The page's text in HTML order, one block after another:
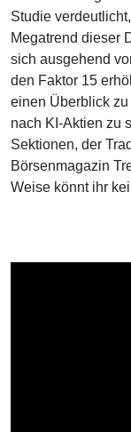
Studie
Megatrend dieser
sich ausgehend
den Faktor 15
einen Überblick
nach KI-Aktien zu
Sektionen, der
Börsenmagazin
Weise könnt ihr